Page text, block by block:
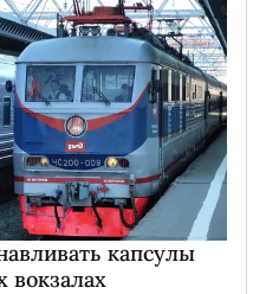
капсулы
вокзалах